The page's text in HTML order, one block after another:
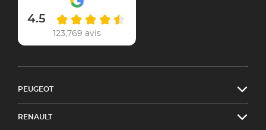
4.5
123,769 avis
PEUGEOT
RENAULT